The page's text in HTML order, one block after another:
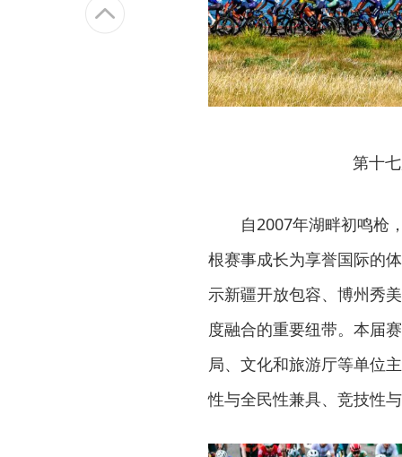
第十
自2007年湖畔初鸣枪
根赛事成长为享誉国际的
示新疆开放包容、博州秀
度融合的重要纽带。本届
局、文化和旅游厅等单位
性与全民性兼具、竞技性